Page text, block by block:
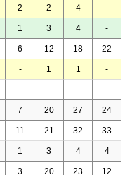
2 2 4 -
1 3 4 -
6 12 18 22
- 1 1 -
- - - -
7 20 27 24
11 21 32 33
1 3 4 4
3 20 23 12